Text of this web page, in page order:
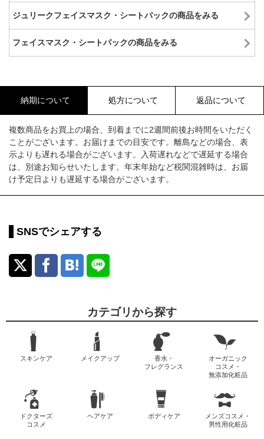
ジュリークフェイスマスク・シートパックの商品をみる
フェイスマスク・シートパックの商品をみる
納期について 処方について 返品について
複数商品をお買上の場合、到着までに2週間前後お時間をいただく
ことがございます。お届けまでの目安です。離島などの場合、表
示よりも遅れる場合がございます。入荷遅れなどで遅延する場合
は、別途お知らせいたします。年末年始など税関混雑時は、お届
け予定日よりも遅延する場合がございます。
SNSでシェアする
カテゴリから探す
スキンケア メイクアップ
香水・
フレグランス
オーガニック
コスメ・
無添加化粧品
ドクターズ
コスメ
ヘアケア ボディケア
メンズコスメ・
男性用化粧品